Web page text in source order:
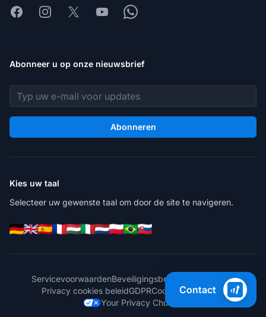
FacebookInstagram
X YoutubeWhatsapp
Abonneer u op onze nieuwsbrief
E-mailadres
Abonneren
Kies uw taal
Selecteer uw gewenste taal om door de site te navigeren.
ServicevoorwaardenBeveiligingsbeleid
Privacybeleid
Privacy cookies beleidGDPRCookie Instellingen
Your Privacy Choices
Contact